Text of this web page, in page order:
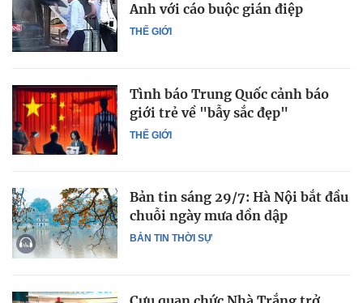
THẾ GIỚI
Anh với cáo buộc gián điệp
THẾ GIỚI
Tình báo Trung Quốc cảnh báo
giới trẻ về "bẫy sắc đẹp"
BẢN TIN THỜI SỰ
Bản tin sáng 29/7: Hà Nội bắt đầu
chuỗi ngày mưa dồn dập